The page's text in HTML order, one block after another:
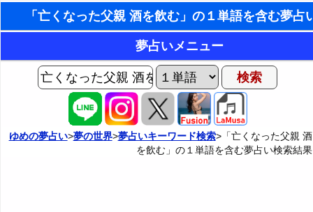
東洋・西洋占星術
ホラリー占星術
手相占いで未来診断
タロットカードで無料占い
命名の姓名判断
夢占いメニュー
AIゆめの夢占いチャット
ヨセフの夢占い
夢占い掲示板
ゆめの夢占い>夢の世界>夢占いキーワード検索>「亡くなった父親 酒
を飲む」の１単語を含む夢占い検索結果